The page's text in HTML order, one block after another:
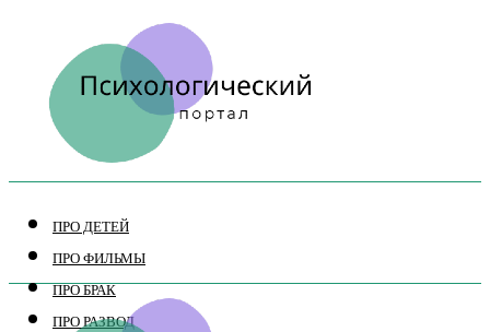
ПРО ДЕТЕЙ
ПРО ФИЛЬМЫ
ПРО БРАК
ПРО РАЗВОД